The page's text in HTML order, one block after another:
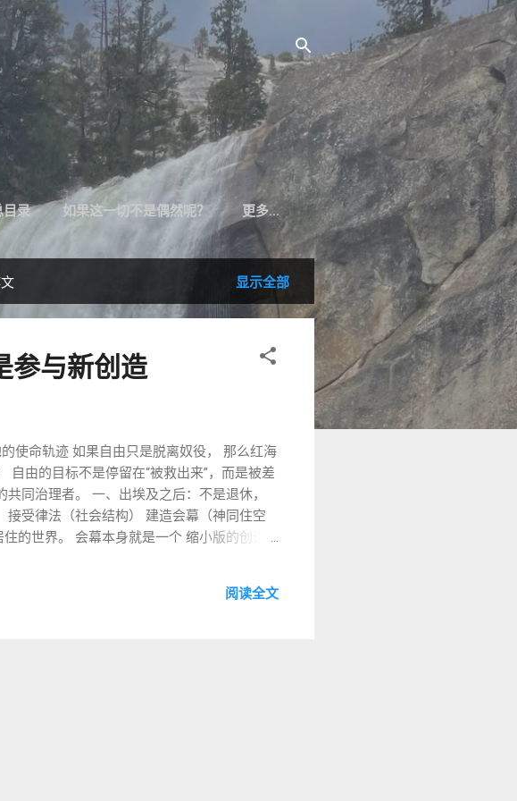
目录 如果这一切不是偶然呢？ 更多…
显示全部
参与新创造
使命轨迹 如果自由只是脱离奴役， 那么红海
由的目标不是停留在“被救出来”，而是被差
同治理者。 一、出埃及之后：不是退休，
受律法（社会结构） 建造会幕（神同住空
的世界。 会幕本身就是一个 缩小版的创造
： 祭司 = 在神与世界之间服事 国度 = 在社
奈立约 圣灵降临 会幕 神住在人中间 但新约
： “若有人在弥赛亚里，他就是新创造。”
阅读全文